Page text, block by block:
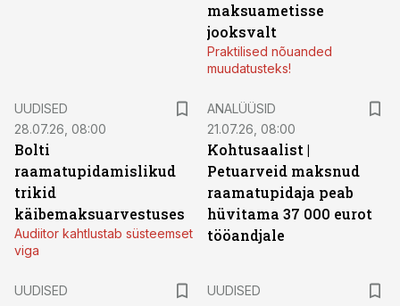
maksuametisse
jooksvalt
Praktilised nõuanded
muudatusteks!
UUDISED
28.07.26, 08:00
Bolti
raamatupidamislikud
trikid
käibemaksuarvestuses
Audiitor kahtlustab süsteemset
viga
ANALÜÜSID
21.07.26, 08:00
Kohtusaalist |
Petuarveid maksnud
raamatupidaja peab
hüvitama 37 000 eurot
tööandjale
UUDISED
UUDISED